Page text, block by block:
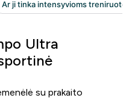
Ultra
su prakaito